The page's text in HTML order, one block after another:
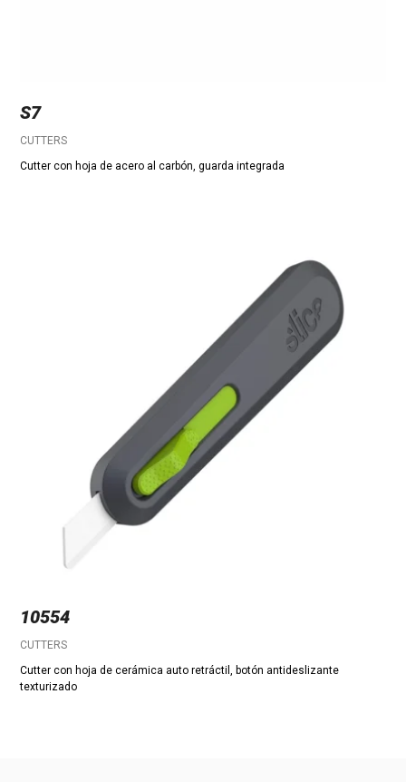
S7
CUTTERS
Cutter con hoja de acero al carbón, guarda integrada
10554
CUTTERS
Cutter con hoja de cerámica auto retráctil, botón antideslizante
texturizado